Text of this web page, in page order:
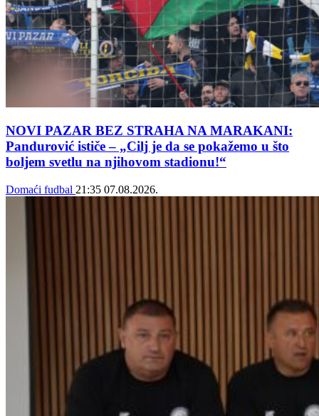
NOVI PAZAR BEZ STRAHA NA MARAKANI:
Pandurović ističe – „Cilj je da se pokažemo u što
boljem svetlu na njihovom stadionu!“
Domaći fudbal 21:35 07.08.2026.